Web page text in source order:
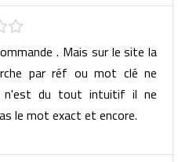
. Mais sur le site la
par réf ou mot clé ne
n'est du tout intuitif il ne
le mot exact et encore.